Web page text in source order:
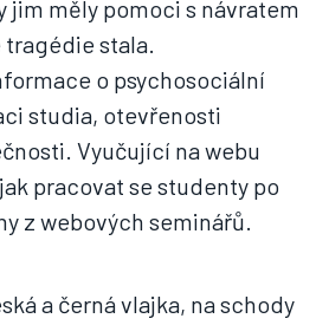
jim měly pomoci s návratem
tragédie stala.
o psychosociální
studia, otevřenosti
Vyučující na webu
pracovat se studenty po
z webových seminářů.
a černá vlajka, na schody